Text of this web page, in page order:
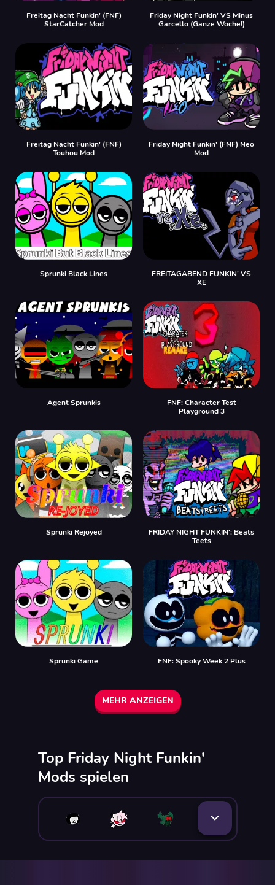
Freitag Nacht Funkin' (FNF)
StarCatcher Mod
Friday Night Funkin' VS Minus
Garcello (Ganze Woche!)
Freitag Nacht Funkin' (FNF)
Touhou Mod
Friday Night Funkin' (FNF) Neo
Mod
Sprunki Black Lines
FREITAGABEND FUNKIN' VS
XE
Agent Sprunkis
FNF: Character Test
Playground 3
Sprunki Rejoyed
FRIDAY NIGHT FUNKIN': Beats
Teets
Sprunki Game FNF: Spooky Week 2 Plus
MEHR ANZEIGEN
Top Friday Night Funkin'
Mods spielen